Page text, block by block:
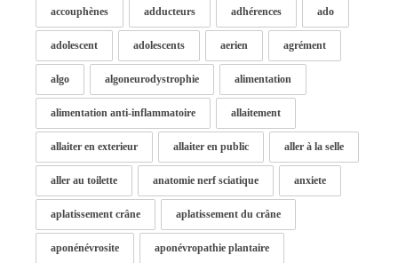
accouphènes adducteurs adhérences ado
adolescent adolescents aerien agrément
algo algoneurodystrophie alimentation
alimentation anti-inflammatoire allaitement
allaiter en exterieur allaiter en public aller à la selle
aller au toilette anatomie nerf sciatique anxiete
aplatissement crâne aplatissement du crâne
aponénévrosite aponévropathie plantaire